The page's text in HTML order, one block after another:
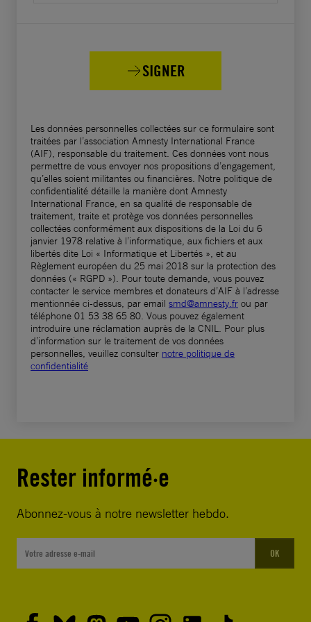
pasdaran (gardiens de la révolution), de la
force paramilitaire Bassidj et du ministère du
Renseignement, ainsi que de différentes
police de la sécurité publique (police amniat-e
omoumi), l’unité d’enquête de la police
iranienne (agahi) et les forces spéciales de la
police (yegan-e vijeh).
Les procureurs et les juges iraniens ont non
seulement été complices en ignorant ou en
étouffant les plaintes de survivant·es de viol,
mais ils ont également utilisé des « aveux »
arrachés sous la torture pour porter des
accusations fallacieuses contre les
survivant·es et les condamner à
l’emprisonnement ou à la peine de mort.
supplice vécu par cinq manifestants, victimes
sexuelles et condamnés à mort à la suite «
Majid Kazemi a été exécuté arbitrairement le
19 mai 2023.
L’Iran connait une crise d’impunité
fait l’objet d’une enquête pénale respectant les
SIGNER
Les données personnelles collectées sur ce formulaire sont
traitées par l’association Amnesty International France
(AIF), responsable du traitement. Ces données vont nous
permettre de vous envoyer nos propositions d’engagement,
qu’elles soient militantes ou financières. Notre politique de
confidentialité détaille la manière dont Amnesty
International France, en sa qualité de responsable de
traitement, traite et protège vos données personnelles
collectées conformément aux dispositions de la Loi du 6
janvier 1978 relative à l’informatique, aux fichiers et aux
libertés dite Loi « Informatique et Libertés », et au
Règlement européen du 25 mai 2018 sur la protection des
données (« RGPD »). Pour toute demande, vous pouvez
contacter le service membres et donateurs d’AIF à l’adresse
mentionnée ci-dessus, par email smd@amnesty.fr ou par
téléphone 01 53 38 65 80. Vous pouvez également
introduire une réclamation auprès de la CNIL. Pour plus
d’information sur le traitement de vos données
personnelles, veuillez consulter notre politique de
confidentialité
Rester informé·e
Abonnez-vous à notre newsletter hebdo.
OK